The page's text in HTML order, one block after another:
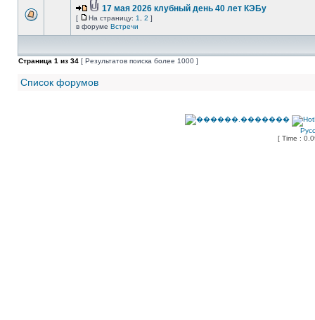
17 мая 2026 клубный день 40 лет КЭБу
[ На страницу: 1 2 ]
в форуме Встречи
Страница 1 из 34 [ Результатов поиска более 1000 ]
Список форумов
[ Time :